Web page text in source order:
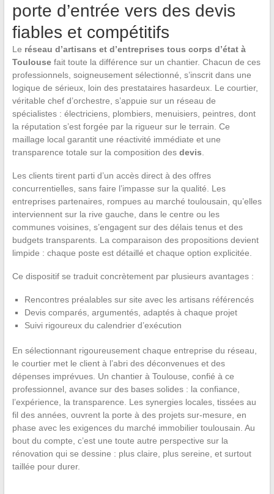
porte d’entrée vers des devis
fiables et compétitifs
Le réseau d’artisans et d’entreprises tous corps d’état à
Toulousefait toute la différence sur un chantier. Chacun de ces
professionnels, soigneusement sélectionné, s’inscrit dans une
logique de sérieux, loin des prestataires hasardeux. Le courtier,
véritable chef d’orchestre, s’appuie sur un réseau de
spécialistes : électriciens, plombiers, menuisiers, peintres, dont
la réputation s’est forgée par la rigueur sur le terrain. Ce
maillage local garantit une réactivité immédiate et une
transparence totale sur la composition des devis
Les clients tirent parti d’un accès direct à des offres
concurrentielles, sans faire l’impasse sur la qualité. Les
entreprises partenaires, rompues au marché toulousain, qu’elles
interviennent sur la rive gauche, dans le centre ou les
communes voisines, s’engagent sur des délais tenus et des
budgets transparents. La comparaison des propositions devient
limpide : chaque poste est détaillé et chaque option explicitée.
Ce dispositif se traduit concrètement par plusieurs avantages :
Rencontres préalables sur site avec les artisans référencés
Devis comparés, argumentés, adaptés à chaque projet
Suivi rigoureux du calendrier d’exécution
En sélectionnant rigoureusement chaque entreprise du réseau,
le courtier met le client à l’abri des déconvenues et des
dépenses imprévues. Un chantier à Toulouse, confié à ce
professionnel, avance sur des bases solides : la confiance,
l’expérience, la transparence. Les synergies locales, tissées au
fil des années, ouvrent la porte à des projets sur-mesure, en
phase avec les exigences du marché immobilier toulousain. Au
bout du compte, c’est une toute autre perspective sur la
rénovation qui se dessine : plus claire, plus sereine, et surtout
taillée pour durer.